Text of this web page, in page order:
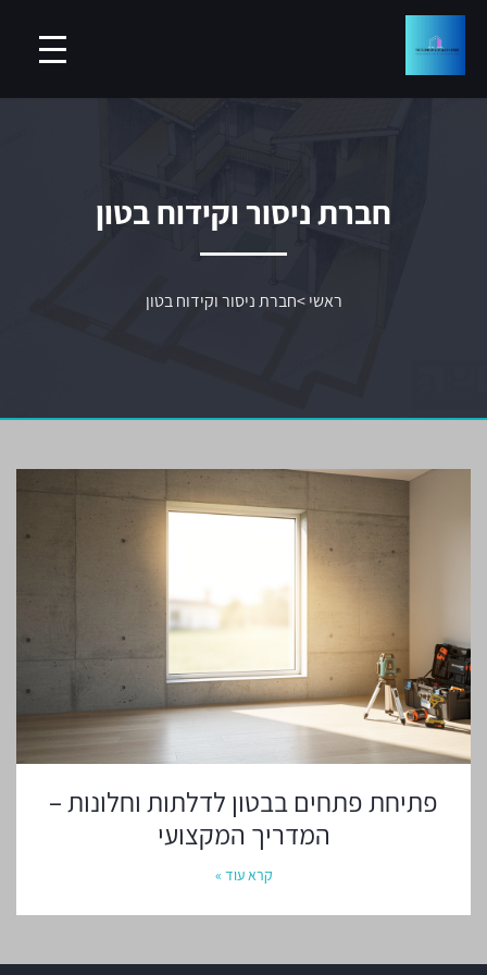
חברת ניסור וקידוח בטון
ראשי>חברת ניסור וקידוח בטון
פתיחת פתחים בבטון לדלתות וחלונות –
המדריך המקצועי
קרא עוד »